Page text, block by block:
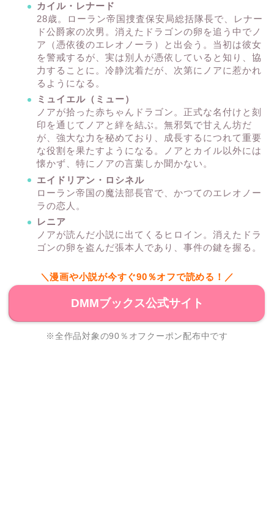
カイル・レナード
28歳。ローラン帝国捜査保安局総括隊長で、レナー
ド公爵家の次男。消えたドラゴンの卵を追う中でノ
ア（憑依後のエレオノーラ）と出会う。当初は彼女
を警戒するが、実は別人が憑依していると知り、協
力することに。冷静沈着だが、次第にノアに惹かれ
るようになる。
ミュイエル（ミュー）
ノアが拾った赤ちゃんドラゴン。正式な名付けと刻
印を通じてノアと絆を結ぶ。無邪気で甘えん坊だ
が、強大な力を秘めており、成長するにつれて重要
な役割を果たすようになる。ノアとカイル以外には
懐かず、特にノアの言葉しか聞かない。
エイドリアン・ロシネル
ローラン帝国の魔法部長官で、かつてのエレオノー
ラの恋人。
レニア
ノアが読んだ小説に出てくるヒロイン。消えたドラ
ゴンの卵を盗んだ張本人であり、事件の鍵を握る。
＼漫画や小説が今すぐ90％オフで読める！／
DMMブックス公式サイト
※全作品対象の90％オフクーポン配布中です